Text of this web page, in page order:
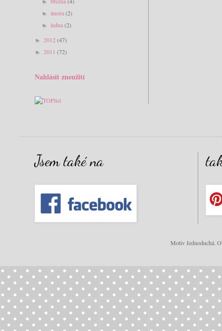
►února(2)
►ledna(2)
► 2012(47)
► 2011 (72)
Nahlásit zneužití
Jsem také na
Motiv Jednoduchá.